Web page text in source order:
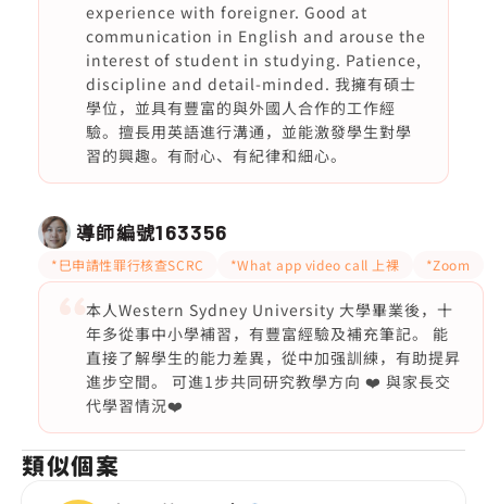
experience with foreigner. Good at
communication in English and arouse the
interest of student in studying. Patience,
discipline and detail-minded. 我擁有碩士
學位，並具有豐富的與外國人合作的工作經
驗。擅長用英語進行溝通，並能激發學生對學
習的興趣。有耐心、有紀律和細心。
導師編號163356
*巳申請性罪行核查SCRC *What app video call 上裸 *Zoom
本人Western Sydney University 大學畢業後，十
年多從事中小學補習，有豐富經驗及補充筆記。 能
直接了解學生的能力差異，從中加强訓練，有助提昇
進步空間。 可進1步共同研究教學方向 ❤️ 與家長交
代學習情況❤️
類似個案